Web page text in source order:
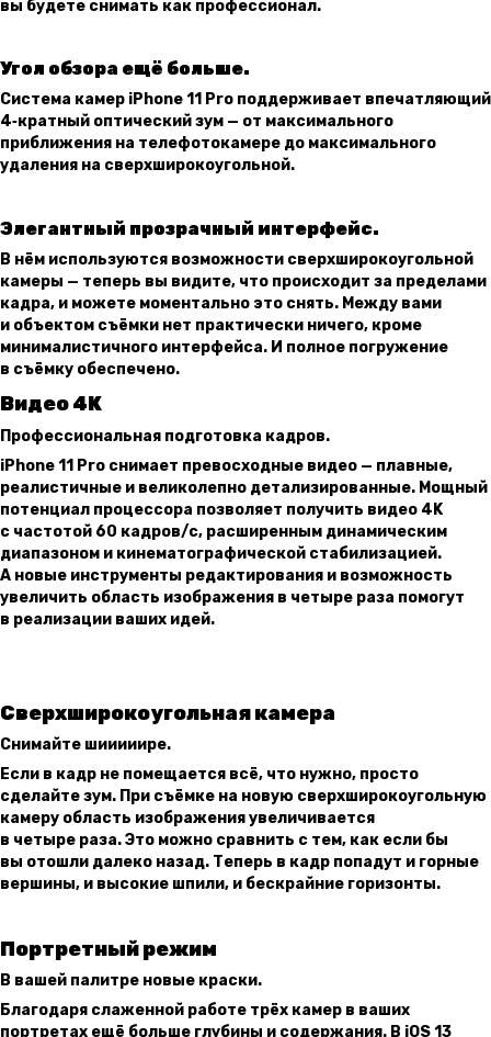
вы будете снимать как профессионал.
Угол обзора ещё больше.
Система камер iPhone 11 Pro поддерживает впечатляющий
4‑кратный оптический зум — от максимального
приближения на телефотокамере до максимального
удаления на сверхширокоугольной.
Элегантный прозрачный интерфейс.
В нём используются возможности сверхширокоугольной
камеры — теперь вы видите, что происходит за пределами
кадра, и можете моментально это снять. Между вами
и объектом съёмки нет практически ничего, кроме
минималистичного интерфейса. И полное погружение
в съёмку обеспечено.
Видео 4K
Профессио­нальная подготовка кадров.
iPhone 11 Pro снимает превосходные видео — плавные,
реалистичные и великолепно детализированные. Мощный
потенциал процессора позволяет получить видео 4K
с частотой 60 кадров/с, расширенным динамическим
диапазоном и кинемато­графической стабилизацией.
А новые инструменты редактирования и возмож­ность
увеличить область изображения в четыре раза помогут
в реализации ваших идей.
Сверхширокоугольная камера
Снимайте шииииире.
Если в кадр не помещается всё, что нужно, просто
сделайте зум. При съёмке на новую сверхшироко­угольную
камеру область изображения увеличивается
в четыре раза. Это можно сравнить с тем, как если бы
вы отошли далеко назад. Теперь в кадр попадут и горные
вершины, и высокие шпили, и бескрайние горизонты.
Портретный режим
В вашей палитре новые краски.
Благодаря слаженной работе трёх камер в ваших
портретах ещё больше глубины и содержания. В iOS 13